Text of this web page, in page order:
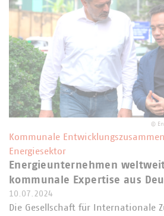
©
Kommunale
Energiesektor
Energieunternehmen
kommunale Expertise aus
10.07.2024
Die Gesellschaft für Internationale